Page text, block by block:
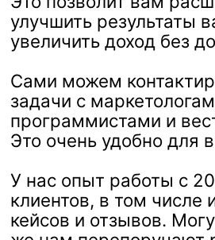
улучшить результаты
увеличить доход без
Сами можем
задачи с
программистами и
Это очень удобно для
У нас опыт работы с
клиентов, в том
кейсов и отзывов.